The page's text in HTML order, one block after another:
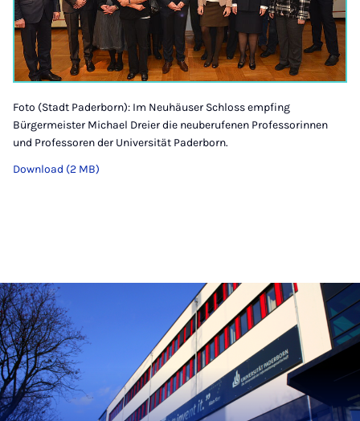
Foto (Stadt Paderborn): Im Neuhäuser Schloss empfing
Bürgermeister Michael Dreier die neuberufenen Professorinnen
und Professoren der Universität Paderborn.
Download (2 MB)